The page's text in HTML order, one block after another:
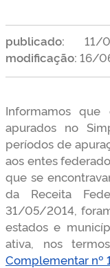
publicado: 11/
modificação: 16/
Informamos
apurados no
períodos de
aos entes
que se
da Receita
31/05/2014,
estados e
ativa, nos
Complementar nº